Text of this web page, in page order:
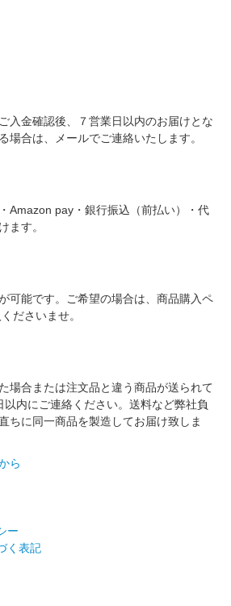
入金確認後、７営業日以内のお届けとな
場合は、メールでご連絡いたします。
Amazon pay・銀行振込（前払い）・代
ます。
可能です。ご希望の場合は、商品購入ペ
ださいませ。
場合または注文品と違う商品が送られて
以内にご連絡ください。送料など弊社負
ちに同一商品を製造してお届け致しま
ら
ー
く表記